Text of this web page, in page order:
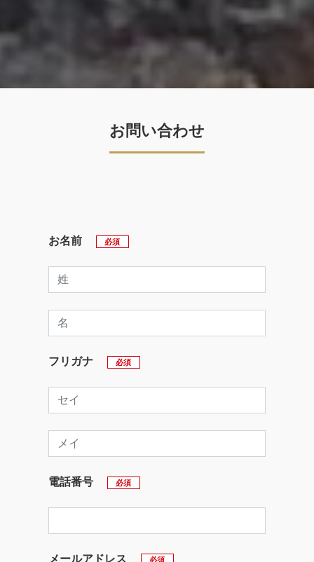
お問い合わせ
お名前 必須
フリガナ 必須
電話番号 必須
メールアドレス 必須